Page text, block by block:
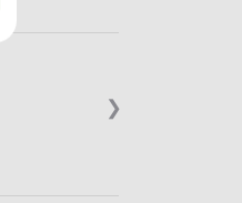
❯